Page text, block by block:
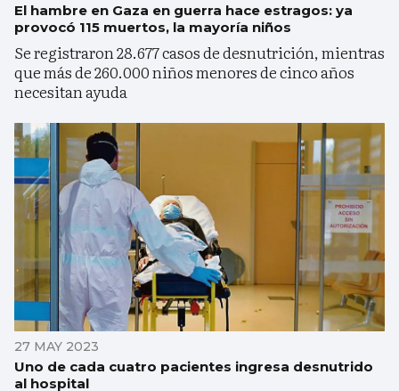
El hambre en Gaza en guerra hace estragos: ya
provocó 115 muertos, la mayoría niños
Se registraron 28.677 casos de desnutrición, mientras
que más de 260.000 niños menores de cinco años
necesitan ayuda
27 MAY 2023
Uno de cada cuatro pacientes ingresa desnutrido
al hospital